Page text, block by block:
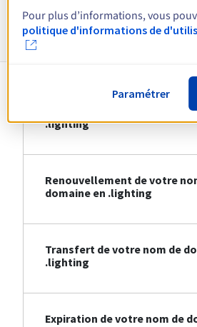
Informations sur
Création de votre nom de
.lighting
Renouvellement de votre
domaine en .lighting
Transfert de votre nom de
.lighting
Expiration de votre nom de
Pour plus d’informations, vous
politique d'informations de
Paramétrer